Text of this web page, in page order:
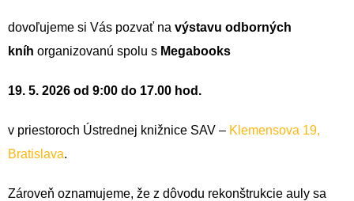
dovoľujeme si Vás pozvať na výstavu odborných
kníh organizovanú spolu s Megabooks
19. 5. 2026 od 9:00 do 17.00 hod.
v priestoroch Ústrednej knižnice SAV – Klemensova 19,
Bratislava.
Zároveň oznamujeme, že z dôvodu rekonštrukcie auly sa